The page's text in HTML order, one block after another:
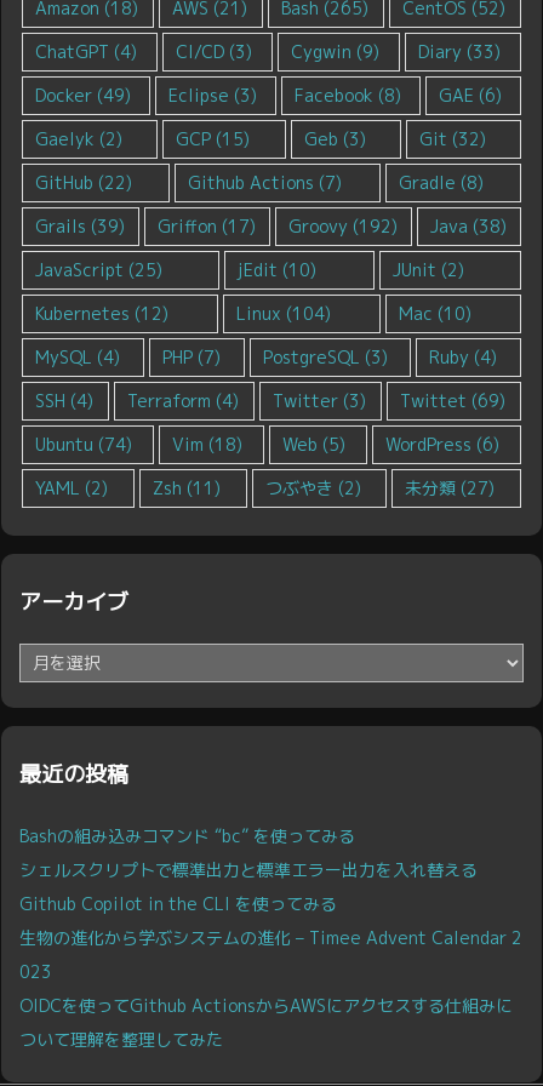
Amazon (18) AWS (21) Bash (265) CentOS (52)
ChatGPT (4) CI/CD (3) Cygwin (9) Diary (33)
Docker (49) Eclipse (3) Facebook (8) GAE (6)
Gaelyk (2) GCP (15) Geb (3) Git (32)
GitHub (22) Github Actions (7) Gradle (8)
Grails (39) Griffon (17) Groovy (192) Java (38)
JavaScript (25) jEdit (10) JUnit (2)
Kubernetes (12) Linux (104) Mac (10)
MySQL (4) PHP(7) PostgreSQL (3) Ruby (4)
SSH (4) Terraform (4) Twitter (3) Twittet (69)
Ubuntu (74) Vim (18) Web (5) WordPress (6)
YAML (2) Zsh (11) つぶやき (2) 未分類 (27)
アーカイブ
ー
カ
イ
最近の投稿
Bashの組み込みコマンド “bc” を使ってみる
シェルスクリプトで標準出力と標準エラー出力を入れ替える
Github Copilot in the CLI を使ってみる
生物の進化から学ぶシステムの進化 – Timee Advent Calendar 2
023
OIDCを使ってGithub ActionsからAWSにアクセスする仕組みに
ついて理解を整理してみた